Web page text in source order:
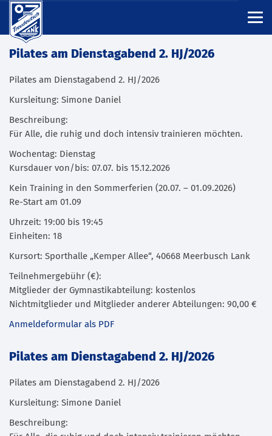
Pilates am Dienstagabend 2. HJ/2026
Pilates am Dienstagabend 2. HJ/2026
Kursleitung: Simone Daniel
Beschreibung:
Für Alle, die ruhig und doch intensiv trainieren möchten.
Wochentag: Dienstag
Kursdauer von/bis: 07.07. bis 15.12.2026
Kein Training in den Sommerferien (20.07. – 01.09.2026)
Re-Start am 01.09
Uhrzeit: 19:00 bis 19:45
Einheiten: 18
Kursort: Sporthalle „Kemper Allee“, 40668 Meerbusch Lank
Teilnehmergebühr (€):
Mitglieder der Gymnastikabteilung: kostenlos
Nichtmitglieder und Mitglieder anderer Abteilungen: 90,00 €
Anmeldeformular als PDF
Pilates am Dienstagabend 2. HJ/2026
Pilates am Dienstagabend 2. HJ/2026
Kursleitung: Simone Daniel
Beschreibung: